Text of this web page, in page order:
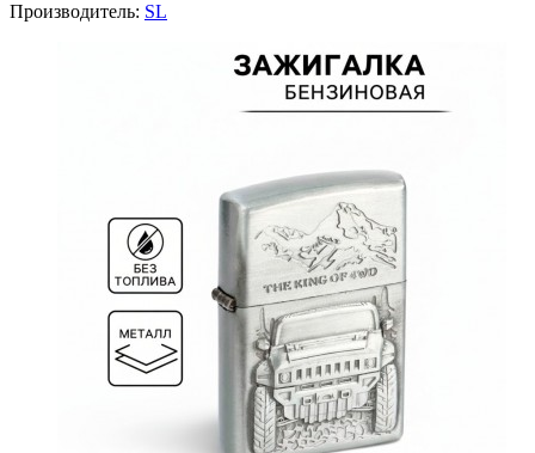
Производитель: SL